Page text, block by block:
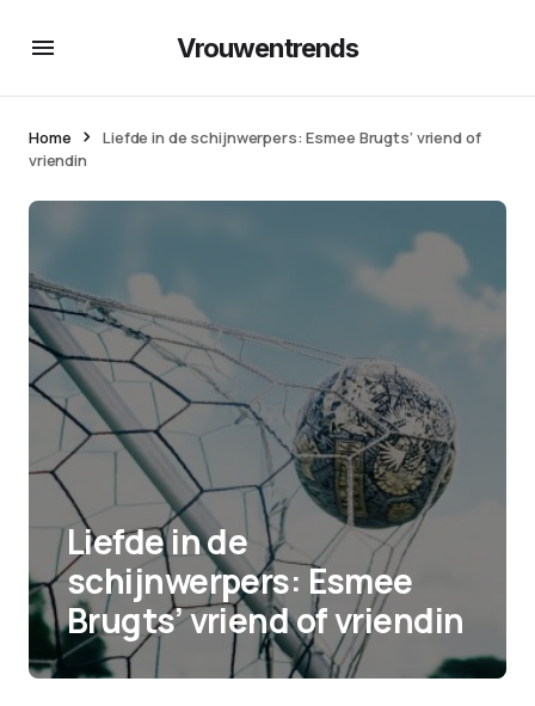
Vrouwentrends
Home
Liefde in de schijnwerpers: Esmee Brugts’ vriend of
vriendin
Liefde in de
schijnwerpers: Esmee
Brugts’ vriend of vriendin